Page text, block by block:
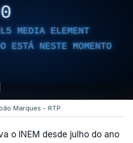
MEDIA ELEMENT
ESTÁ NESTE MOMENTO
Marques - RTP
o INEM desde julho do ano